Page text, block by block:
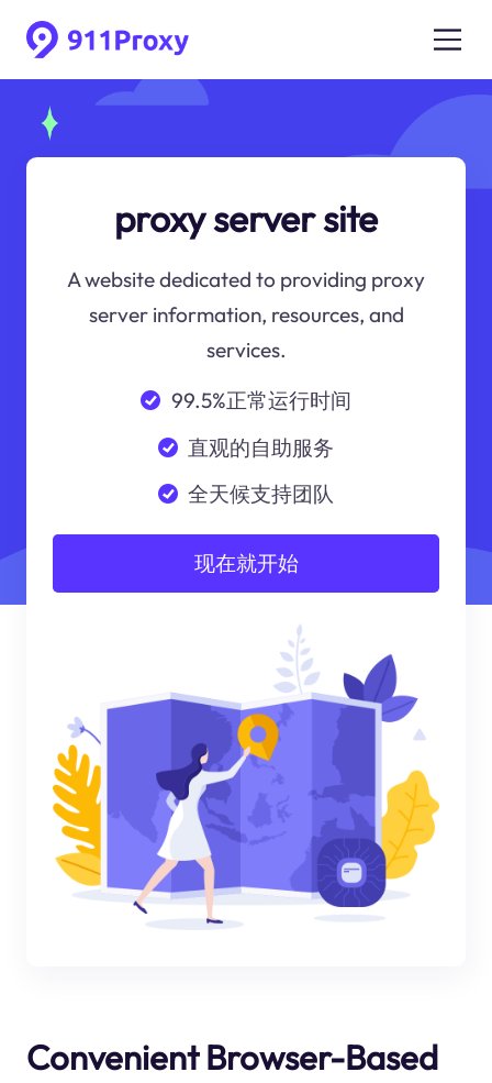
proxy server site
A website dedicated to providing proxy
server information, resources, and
services.
99.5%正常运行时间
直观的自助服务
全天候支持团队
现在就开始
Convenient Browser-Based